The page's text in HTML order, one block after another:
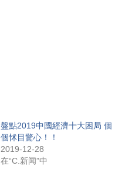
盤點2019中國經濟十大困局 個
個怵目驚心！！
2019-12-28
在“C.新闻”中